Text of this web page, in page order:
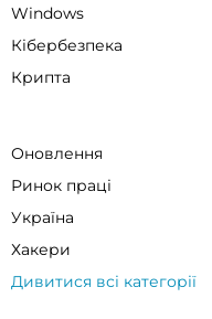
Windows
Кібербезпека
Крипта
Оновлення
Ринок праці
Україна
Хакери
Дивитися всі категорії